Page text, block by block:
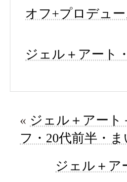
オフ+プロデュ
ジェル＋アート
« ジェル＋アー
フ・20代前半・
ジェル＋ア